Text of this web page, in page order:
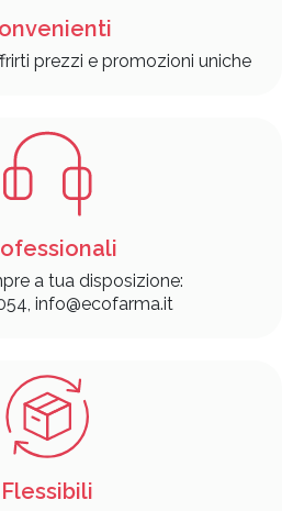
prezzi e promozioni uniche
a tua disposizione:
info@ecofarma.it
Flessibili